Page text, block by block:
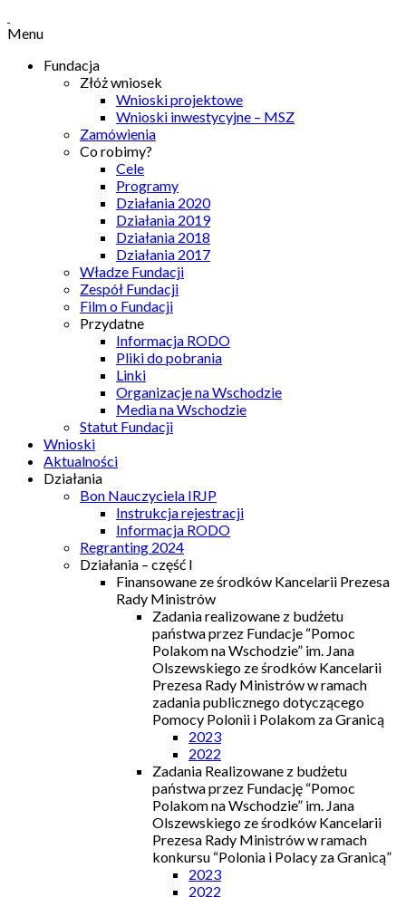
Menu
Fundacja
Złóż wniosek
Wnioski projektowe
Wnioski inwestycyjne – MSZ
Zamówienia
Co robimy?
Cele
Programy
Działania 2020
Działania 2019
Działania 2018
Działania 2017
Władze Fundacji
Zespół Fundacji
Film o Fundacji
Przydatne
Informacja RODO
Pliki do pobrania
Linki
Organizacje na Wschodzie
Media na Wschodzie
Statut Fundacji
Wnioski
Aktualności
Działania
Bon Nauczyciela IRJP
Instrukcja rejestracji
Informacja RODO
Regranting 2024
Działania – część I
Finansowane ze środków Kancelarii Prezesa
Rady Ministrów
Zadania realizowane z budżetu
państwa przez Fundacje “Pomoc
Polakom na Wschodzie” im. Jana
Olszewskiego ze środków Kancelarii
Prezesa Rady Ministrów w ramach
zadania publicznego dotyczącego
Pomocy Polonii i Polakom za Granicą
2023
2022
Zadania Realizowane z budżetu
państwa przez Fundację “Pomoc
Polakom na Wschodzie” im. Jana
Olszewskiego ze środków Kancelarii
Prezesa Rady Ministrów w ramach
konkursu “Polonia i Polacy za Granicą”
2023
2022